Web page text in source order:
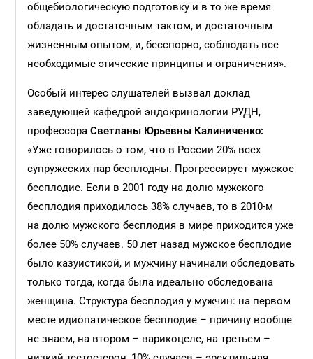
общебиологическую подготовку и в то же время
обладать и достаточным тактом, и достаточным
жизненным опытом, и, бесспорно, соблюдать все
необходимые этические принципы и ограничения».
Особый интерес слушателей вызвал доклад
заведующей кафедрой эндокринологии РУДН,
профессораСветланы Юрьевны Калиниченко:
«Уже говорилось о том, что в России 20% всех
супружеских пар бесплодны. Прогрессирует мужское
бесплодие. Если в 2001 году на долю мужского
бесплодия приходилось 38% случаев, то в 2010-м
на долю мужского бесплодия в мире приходится уже
более 50% случаев. 50 лет назад мужское бесплодие
было казуистикой, и мужчину начинали обследовать
только тогда, когда была идеально обследована
женщина. Структура бесплодия у мужчин: на первом
месте идиопатическое бесплодие – причину вообще
не знаем, на втором – варикоцеле, на третьем –